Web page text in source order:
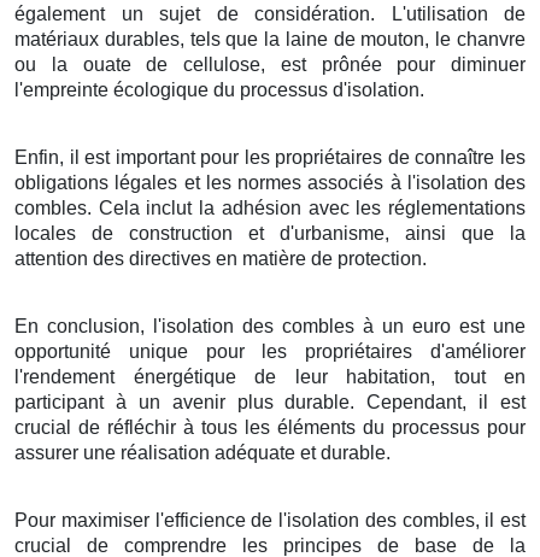
également un sujet de considération. L'utilisation de
matériaux durables, tels que la laine de mouton, le chanvre
ou la ouate de cellulose, est prônée pour diminuer
l'empreinte écologique du processus d'isolation.
Enfin, il est important pour les propriétaires de connaître les
obligations légales et les normes associés à l'isolation des
combles. Cela inclut la adhésion avec les réglementations
locales de construction et d'urbanisme, ainsi que la
attention des directives en matière de protection.
En conclusion, l'isolation des combles à un euro est une
opportunité unique pour les propriétaires d'améliorer
l'rendement énergétique de leur habitation, tout en
participant à un avenir plus durable. Cependant, il est
crucial de réfléchir à tous les éléments du processus pour
assurer une réalisation adéquate et durable.
Pour maximiser l'efficience de l'isolation des combles, il est
crucial de comprendre les principes de base de la